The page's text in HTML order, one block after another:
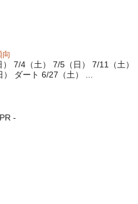
7/4（土） 7/5（日） 7/11（土）
ダート 6/27（土） ...
-